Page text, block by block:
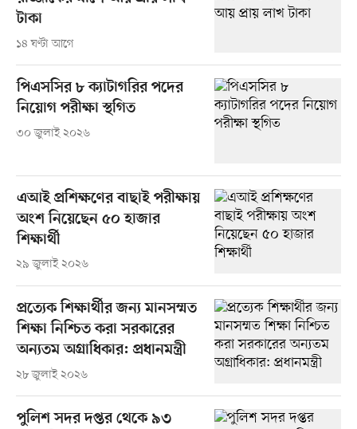
টাকা
১৪ ঘণ্টা আগে
পিএসসির ৮ ক্যাটাগরির পদের
নিয়োগ পরীক্ষা স্থগিত
৩০ জুলাই ২০২৬
এআই প্রশিক্ষণের বাছাই পরীক্ষায়
অংশ নিয়েছেন ৫০ হাজার
শিক্ষার্থী
২৯ জুলাই ২০২৬
প্রত্যেক শিক্ষার্থীর জন্য মানসম্মত
শিক্ষা নিশ্চিত করা সরকারের
অন্যতম অগ্রাধিকার: প্রধানমন্ত্রী
২৮ জুলাই ২০২৬
পুলিশ সদর দপ্তর থেকে ৯৩